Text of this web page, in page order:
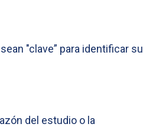
"clave” para identificar su
del estudio o la